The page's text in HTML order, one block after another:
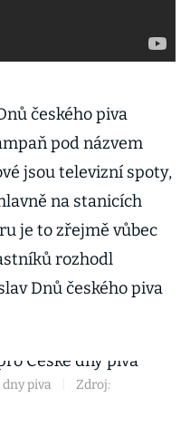
českého piva
pod názvem
jsou televizní spoty,
na stanicích
je to zřejmě vůbec
rozhodl
Dnů českého piva
piva
Zdroj: